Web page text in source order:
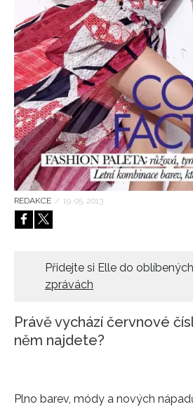
HOME
REDAKCE / 19. 05. 2013
Přidejte si Elle do
zprávách
Právě vychází červnové
něm najdete?
Plno barev, módy a nových